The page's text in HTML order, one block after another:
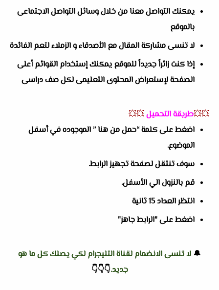
يمكنك التواصل معنا من خلال وسائل التواصل الاجتماعى
بالموقع
لا تنسى مشاركة المقال مع الأصدقاء و الزملاء لتعم الفائدة
إذا كنت زائراً جديداً للموقع يمكنك إستخدام القوائم أعلى
الصفحة لإستعراض المحتوى التعليمى لكل صف دراسى
💥💥طريقة التحميل💥💥
اضغط على كلمة “حمل من هنا ” الموجوده في أسفل
الموضوع.
سوف تنتقل لصفحة تجهيز الرابط.
قم بالنزول الي الأسفل.
انتظر العداد 15 ثانية
اضغط على "الرابط جاهز"
🔔 لا تنسى الانضمام لقناة التليجرام لكي يصلك كل ما هو
جديد.👇
👇
👇